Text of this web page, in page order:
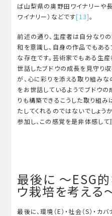
ば山梨県の奥野田ワイナリーや
ワイナリー）などです[13]。
前述の通り、生産者は自分なり
和を意識し、自身の作品でもあ
な存在です。芸術家でもある生
世話したブドウの成長を見守り
が、心に彩りを添える取り組みな
をお世話しているようでブドウ
りも構築できるこうした取り組
たしてくれるのではないでしょう
参加し、この感覚を是非体感して
最後に ～ESG
ウ栽培を考える
最後に、環境（E）・社会（S）・カ